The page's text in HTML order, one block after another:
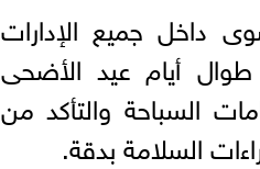
داخل جميع الإدارات
أيام عيد الأضحى
السباحة والتأكد من
السلامة بدقة.